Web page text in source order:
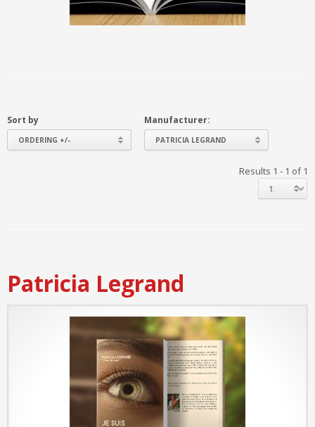
Sort by
ORDERING +/-
Manufacturer:
PATRICIA LEGRAND
Results 1 - 1 of 1
Patricia Legrand